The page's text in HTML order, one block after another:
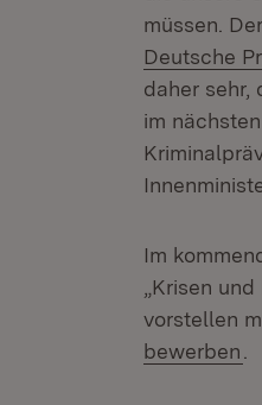
müssen.
Deutsche
daher sehr,
im
Im
„Krisen
vorstellen
bewerben